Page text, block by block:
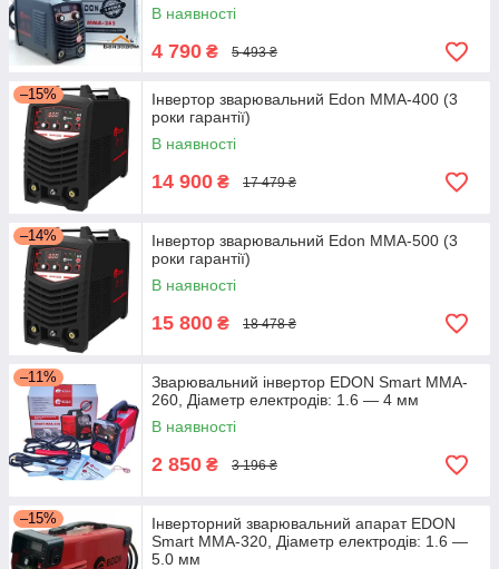
В наявності
4 790 ₴ 5 493 ₴
–15%
Інвертор зварювальний Edon MMA-400 (3
роки гарантії)
В наявності
14 900 ₴ 17 479 ₴
–14%
Інвертор зварювальний Edon MMA-500 (3
роки гарантії)
В наявності
15 800 ₴ 18 478 ₴
–11%
Зварювальний інвертор EDON Smart MMA-
260, Діаметр електродів: 1.6 — 4 мм
В наявності
2 850 ₴ 3 196 ₴
–15%
Інверторний зварювальний апарат EDON
Smart MMA-320, Діаметр електродів: 1.6 —
5.0 мм